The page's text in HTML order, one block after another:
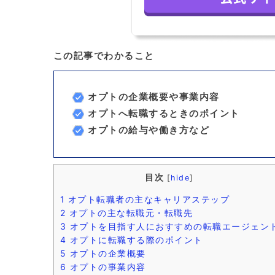
この記事でわかること
オプトの企業概要や事業内容
オプトへ転職するときのポイント
オプトの給与や働き方など
目次 [ hide]
1 オプト転職者の主なキャリアステップ
2 オプトの主な転職元・転職先
3 オプトを目指す人におすすめの転職エージェン
4 オプトに転職する際のポイント
5 オプトの企業概要
6 オプトの事業内容